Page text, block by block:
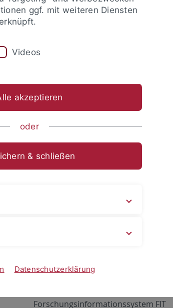
ALMA
Forschungsinformationssystem FIT
ggf. mit weiteren Diensten
Videos
akzeptieren
oder
& schließen
Datenschutzerklärung